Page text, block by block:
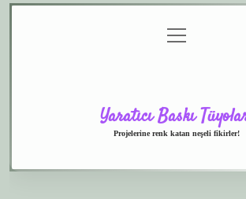
menüyü
aç
Yaratıcı Baskı
Projelerine renk katan neşeli fikirler!